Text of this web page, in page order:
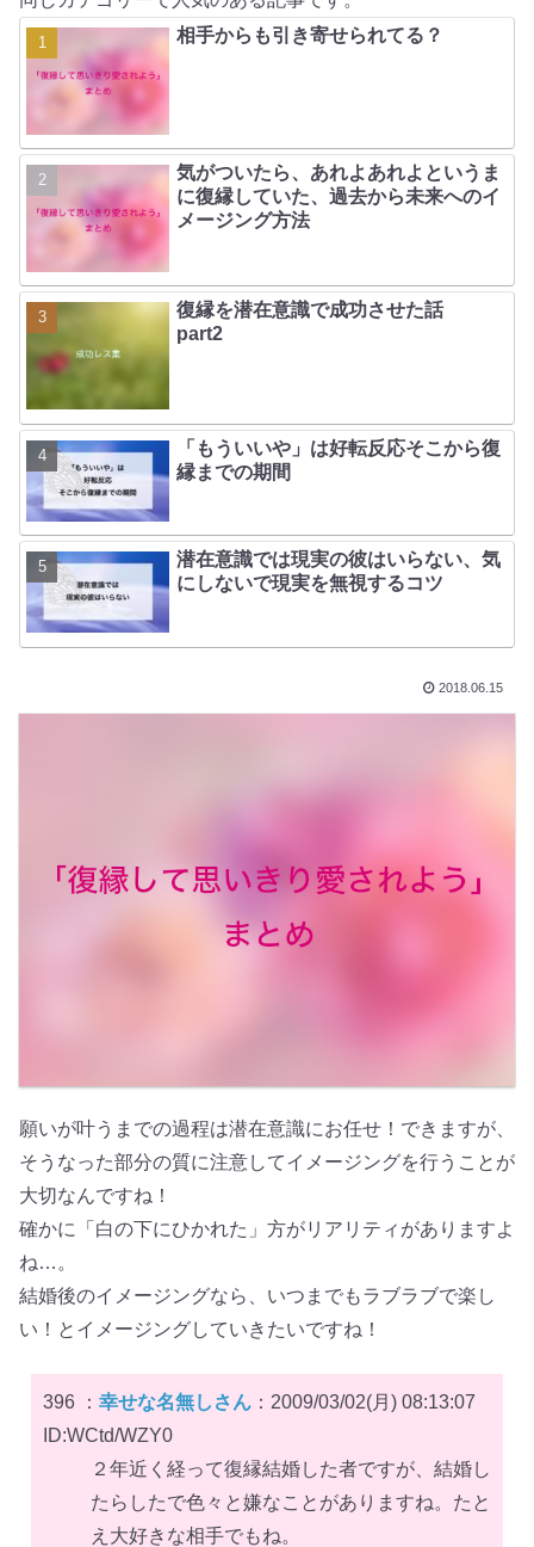
相手からも引き寄せられてる？
気がついたら、あれよあれよというま
に復縁していた、過去から未来へのイ
メージング方法
復縁を潜在意識で成功させた話
part2
「もういいや」は好転反応そこから復
縁までの期間
潜在意識では現実の彼はいらない、気
にしないで現実を無視するコツ
2018.06.15
願いが叶うまでの過程は潜在意識にお任せ！できますが、
そうなった部分の質に注意してイメージングを行うことが
大切なんですね！
確かに「白の下にひかれた」方がリアリティがありますよ
ね…。
結婚後のイメージングなら、いつまでもラブラブで楽し
い！とイメージングしていきたいですね！
396 ： 幸せな名無しさん ：2009/03/02(月) 08:13:07
ID:WCtd/WZY0
２年近く経って復縁結婚した者ですが、結婚し
たらしたで色々と嫌なことがありますね。たと
え大好きな相手でもね。